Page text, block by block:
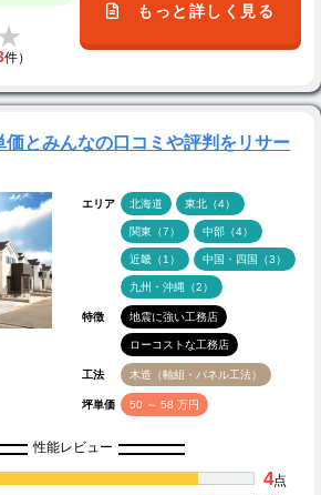
件）
もっと詳しく見る
価とみんなの口コミや評判をリサー
エリア 北海道 東北（4）
関東（7） 中部（4）
近畿（1） 中国・四国（3）
九州・沖縄（2）
特徴 地震に強い工務店
ローコストな工務店
工法 木造（軸組・パネル工法）
坪単価 50 ～ 58 万円
性能レビュー
4点